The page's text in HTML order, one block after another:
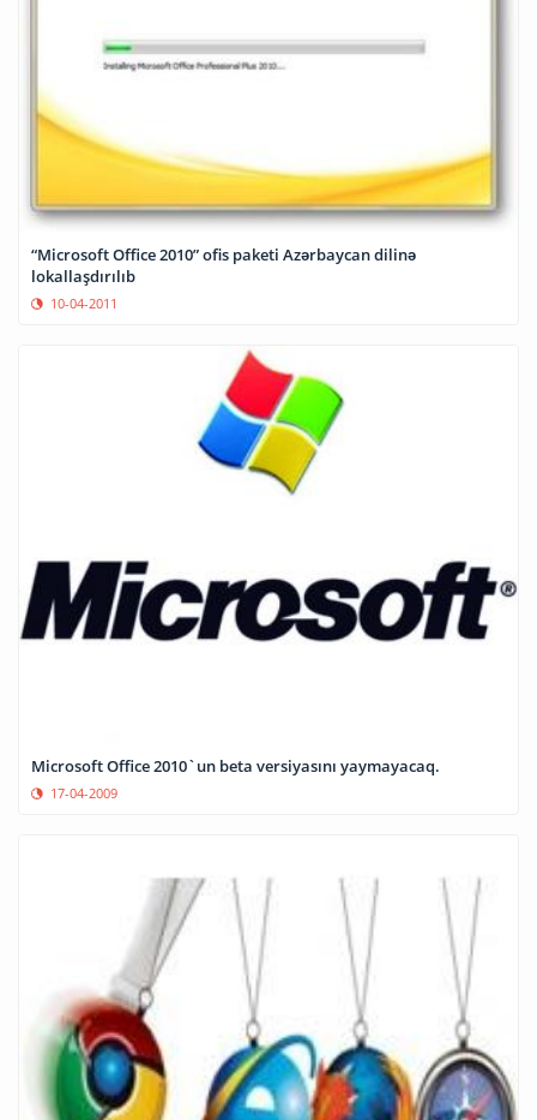
“Microsoft Office 2010” ofis paketi Azərbaycan dilinə
lokallaşdırılıb
10-04-2011
Microsoft Office 2010`un beta versiyasını yaymayacaq.
17-04-2009